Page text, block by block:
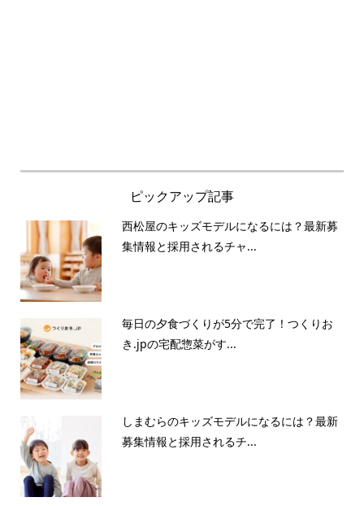
西松屋のキッズモデルになるには？最新募
毎日の夕食づくりが5分で完了！つくりお
しまむらのキッズモデルになるには？最新